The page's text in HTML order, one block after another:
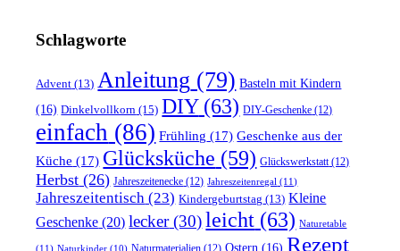
Schlagworte
Advent (13) Anleitung (79) Basteln mit Kindern
(16) Dinkelvollkorn (15) DIY(63) DIY-Geschenke (12)
einfach (86) Frühling (17) Geschenke aus der
Küche (17) Glücksküche (59) Glückswerkstatt (12)
Herbst (26) Jahreszeitenecke (12) Jahreszeitenregal (11)
Jahreszeitentisch (23) Kindergeburtstag (13) Kleine
Geschenke (20) lecker(30) leicht (63) Naturetable
(11) Naturkinder (10) Naturmaterialien (12) Ostern (16) Rezept